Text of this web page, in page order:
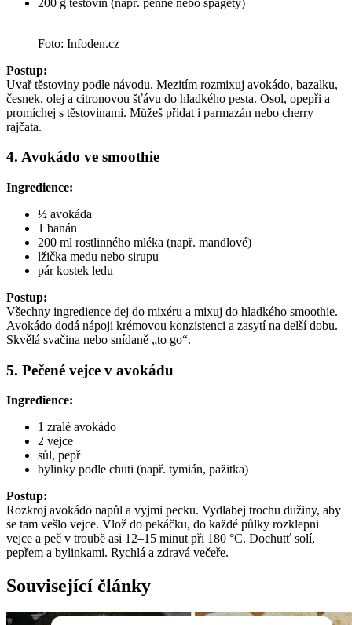
Foto: Infoden.cz
Postup:
Uvař těstoviny podle návodu. Mezitím rozmixuj avokádo, bazalku,
česnek, olej a citronovou šťávu do hladkého pesta. Osol, opepři a
promíchej s těstovinami. Můžeš přidat i parmazán nebo cherry
rajčata.
4. Avokádo ve smoothie
Ingredience:
½ avokáda
1 banán
200 ml rostlinného mléka (např. mandlové)
lžička medu nebo sirupu
pár kostek ledu
Postup:
Všechny ingredience dej do mixéru a mixuj do hladkého smoothie.
Avokádo dodá nápoji krémovou konzistenci a zasytí na delší dobu.
Skvělá svačina nebo snídaně „to go“.
5. Pečené vejce v avokádu
Ingredience:
1 zralé avokádo
2 vejce
sůl, pepř
bylinky podle chuti (např. tymián, pažitka)
Postup:
Rozkroj avokádo napůl a vyjmi pecku. Vydlabej trochu dužiny, aby
se tam vešlo vejce. Vlož do pekáčku, do každé půlky rozklepni
vejce a peč v troubě asi 12–15 minut při 180 °C. Dochutť solí,
pepřem a bylinkami. Rychlá a zdravá večeře.
Související články